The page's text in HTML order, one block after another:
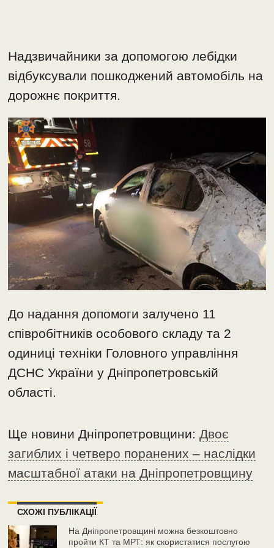
Надзвичайники за допомогою лебідки
відбуксували пошкоджений автомобіль на
дорожнє покриття.
До надання допомоги залучено 11
співробітників особового складу та 2
одиниці техніки Головного управління
ДСНС України у Дніпропетровській
області.
Ще новини Дніпропетровщини:Двоє
загиблих і четверо поранених – наслідки
масштабної атаки на Дніпропетровщину
СХОЖІ ПУБЛІКАЦІЇ
На Дніпропетровщині можна безкоштовно
пройти КТ та МРТ: як скористатися послугою